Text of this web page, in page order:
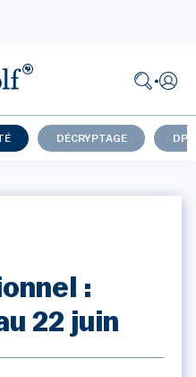
DÉCRYPTAGE DP
:
22 juin